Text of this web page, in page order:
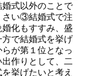
式以外のことで
さい③結婚式で注
化もすすみ、盛
で結婚式を挙げ
が第１位となっ
作りとして、二
挙げたいと考え